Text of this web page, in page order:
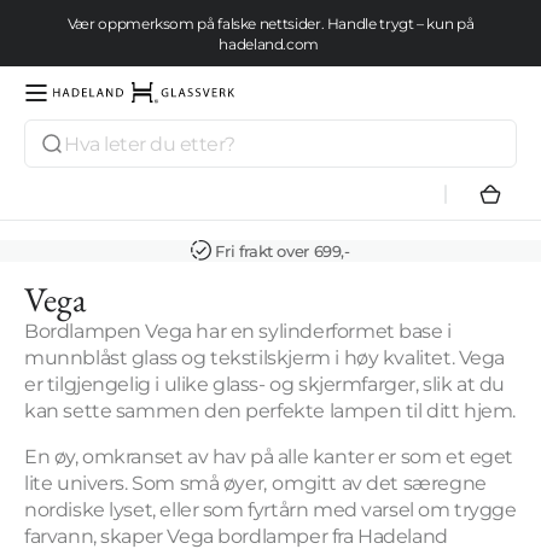
Vær oppmerksom på falske nettsider. Handle trygt – kun på
hadeland.com
Se tilbud her
Hadeland
Søk
Fri frakt over 699,-
Samling:
Vega
Bordlampen Vega har en sylinderformet base i
munnblåst glass og tekstilskjerm i høy kvalitet. Vega
er tilgjengelig i ulike glass- og skjermfarger, slik at du
kan sette sammen den perfekte lampen til ditt hjem.
En øy, omkranset av hav på alle kanter er som et eget
lite univers. Som små øyer, omgitt av det særegne
nordiske lyset, eller som fyrtårn med varsel om trygge
farvann, skaper Vega bordlamper fra Hadeland